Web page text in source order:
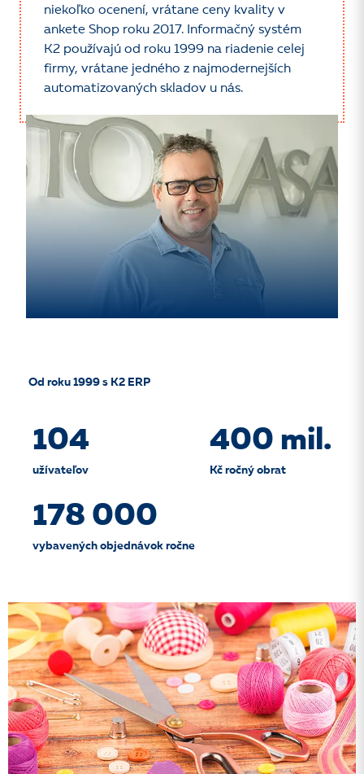
niekoľko ocenení, vrátane ceny kvality v
ankete Shop roku 2017. Informačný systém
K2 používajú od roku 1999 na riadenie celej
firmy, vrátane jedného z najmodernejších
automatizovaných skladov u nás.
Od roku 1999 s K2 ERP
104
užívateľov
400 mil.
Kč ročný obrat
178 000
vybavených objednávok ročne